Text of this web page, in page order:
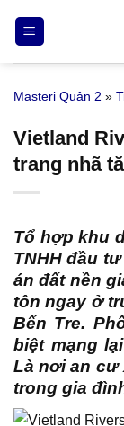
qua
nội
Masteri Quận 2 »
Vietland
trang nhã
Tổ hợpkhu
TNHH đầu
án đất nền
tôn ngay ở
Bến Tre.
biệt mạng
Là nơi an cư
trong gia